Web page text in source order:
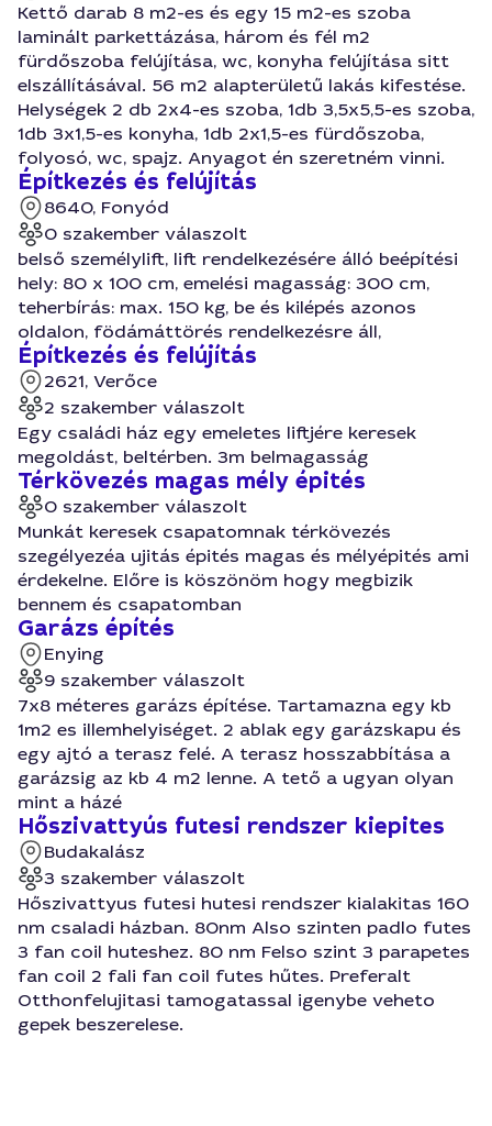
Kettő darab 8 m2-es és egy 15 m2-es szoba
laminált parkettázása, három és fél m2
fürdőszoba felújítása, wc, konyha felújítása sitt
elszállításával. 56 m2 alapterületű lakás kifestése.
Helységek 2 db 2x4-es szoba, 1db 3,5x5,5-es szoba,
1db 3x1,5-es konyha, 1db 2x1,5-es fürdőszoba,
folyosó, wc, spajz. Anyagot én szeretném vinni.
Építkezés és felújítás
8640, Fonyód
0 szakember válaszolt
belső személylift, lift rendelkezésére álló beépítési
hely: 80 x 100 cm, emelési magasság: 300 cm,
teherbírás: max. 150 kg, be és kilépés azonos
oldalon, födámáttörés rendelkezésre áll,
Építkezés és felújítás
2621, Verőce
2 szakember válaszolt
Egy családi ház egy emeletes liftjére keresek
megoldást, beltérben. 3m belmagasság
Térkövezés magas mély épités
0 szakember válaszolt
Munkát keresek csapatomnak térkövezés
szegélyezéa ujitás épités magas és mélyépités ami
érdekelne. Előre is köszönöm hogy megbizik
bennem és csapatomban
Garázs építés
Enying
9 szakember válaszolt
7x8 méteres garázs építése. Tartamazna egy kb
1m2 es illemhelyiséget. 2 ablak egy garázskapu és
egy ajtó a terasz felé. A terasz hosszabbítása a
garázsig az kb 4 m2 lenne. A tető a ugyan olyan
mint a házé
Hőszivattyús futesi rendszer kiepites
Budakalász
3 szakember válaszolt
Hőszivattyus futesi hutesi rendszer kialakitas 160
nm csaladi házban. 80nm Also szinten padlo futes
3 fan coil huteshez. 80 nm Felso szint 3 parapetes
fan coil 2 fali fan coil futes hűtes. Preferalt
Otthonfelujitasi tamogatassal igenybe veheto
gepek beszerelese.